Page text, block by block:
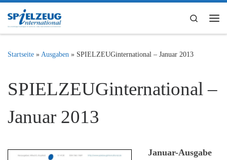
Zum Inhalt springen
Search
Startseite » Ausgaben » SPIELZEUGinternational – Januar 2013
SPIELZEUGinternational –
Januar 2013
Januar-Ausgabe